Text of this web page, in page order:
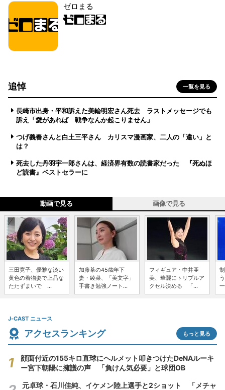
ゼロまる
追悼 一覧を見る
長崎市出身・平和訴えた美輪明宏さん死去 ラストメッセージでも
訴え「愛があれば 戦争なんか起こりません」
つげ義春さんと白土三平さん カリスマ漫画家、二人の「違い」と
は？
死去した丹羽宇一郎さんは、経済界有数の読書家だった 『死ぬほ
ど読書』ベストセラーに
動画で見る 画像で見る
三田寛子、優雅な淡い
黄色の着物姿で上品な
たたずまいで ...
加藤茶の45歳年下
妻・綾菜、「美文字」
手書き勉強ノート...
フィギュア・中井亜
美、華麗にトリプルア
クセル決める 「...
J-CAST ニュース
アクセスランキング もっと見る
顔面付近の155キロ直球にヘルメット叩きつけたDeNAルーキ
ー宮下朝陽に擁護の声 「負けん気必要」と球団OB
元卓球・石川佳純、イケメン陸上選手と2ショット 「メチャ